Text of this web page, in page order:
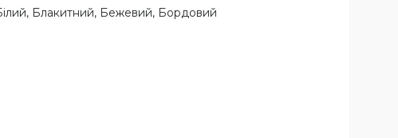
Блакитний, Бежевий, Бордовий